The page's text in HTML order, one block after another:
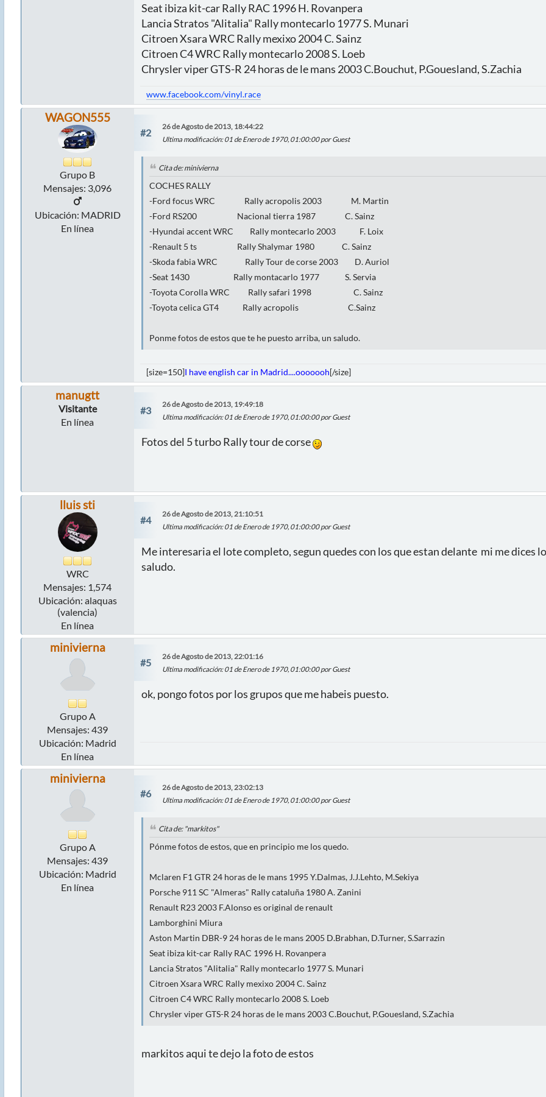
Seat ibiza kit-car Rally RAC 1996 H. Rovanpera
Lancia Stratos "Alitalia" Rally montecarlo 1977 S. Munari
Citroen Xsara WRC Rally mexixo 2004 C. Sainz
Citroen C4 WRC Rally montecarlo 2008 S. Loeb
Chrysler viper GTS-R 24 horas de le mans 2003 C.Bouchut, P.Gouesland, S.Zachia
www.facebook.com/vinyl.race
WAGON555
Grupo B
Mensajes: 3,096
Ubicación: MADRID
En línea
#2
26 de Agosto de 2013, 18:44:22
Ultima modificación: 01 de Enero de 1970, 01:00:00 por Guest
Cita de: minivierna
COCHES RALLY
-Ford focus WRC Rally acropolis 2003 M. Martin
-Ford RS200 Nacional tierra 1987 C. Sainz
-Hyundai accent WRC Rally montecarlo 2003 F. Loix
-Renault 5 ts Rally Shalymar 1980 C. Sainz
-Skoda fabia WRC Rally Tour de corse 2003 D. Auriol
-Seat 1430 Rally montacarlo 1977 S. Servia
-Toyota Corolla WRC Rally safari 1998 C. Sainz
-Toyota celica GT4 Rally acropolis C.Sainz
Ponme fotos de estos que te he puesto arriba, un saludo.
[size=150]I have english car in Madrid....ooooooh[/size]
manugtt
Visitante
En línea
#3
26 de Agosto de 2013, 19:49:18
Ultima modificación: 01 de Enero de 1970, 01:00:00 por Guest
Fotos del 5 turbo Rally tour de corse
lluis sti
WRC
Mensajes: 1,574
Ubicación: alaquas
(valencia)
En línea
#4
26 de Agosto de 2013, 21:10:51
Ultima modificación: 01 de Enero de 1970, 01:00:00 por Guest
Me interesaria el lote completo, segun quedes con los que estan delante mi me dices
saludo.
minivierna
Grupo A
Mensajes: 439
Ubicación: Madrid
En línea
#5
26 de Agosto de 2013, 22:01:16
Ultima modificación: 01 de Enero de 1970, 01:00:00 por Guest
ok, pongo fotos por los grupos que me habeis puesto.
minivierna
Grupo A
Mensajes: 439
Ubicación: Madrid
En línea
#6
26 de Agosto de 2013, 23:02:13
Ultima modificación: 01 de Enero de 1970, 01:00:00 por Guest
Cita de: "markitos"
Pónme fotos de estos, que en principio me los quedo.
Mclaren F1 GTR 24 horas de le mans 1995 Y.Dalmas, J.J.Lehto, M.Sekiya
Porsche 911 SC "Almeras" Rally cataluña 1980 A. Zanini
Renault R23 2003 F.Alonso es original de renault
Lamborghini Miura
Aston Martin DBR-9 24 horas de le mans 2005 D.Brabhan, D.Turner, S.Sarrazin
Seat ibiza kit-car Rally RAC 1996 H. Rovanpera
Lancia Stratos "Alitalia" Rally montecarlo 1977 S. Munari
Citroen Xsara WRC Rally mexixo 2004 C. Sainz
Citroen C4 WRC Rally montecarlo 2008 S. Loeb
Chrysler viper GTS-R 24 horas de le mans 2003 C.Bouchut, P.Gouesland, S.Zachia
markitos aqui te dejo la foto de estos